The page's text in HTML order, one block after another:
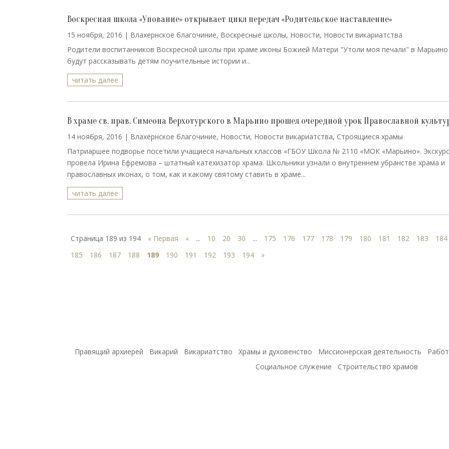
Воскресная школа «Упование» открывает цикл передач «Родительское наставление»
15 ноября, 2016 | Влахернское благочиние, Воскресные школы, Новости, Новости викариатства
Родители воспитанников Воскресной школы при храме иконы Божией Матери "Утоли моя печали" в Марьино
будут рассказывать детям поучительные истории и...
читать далее
В храме св. прав. Симеона Верхотурского в Марьино прошел очередной урок Православной
14 ноября, 2016 | Влахернское благочиние, Новости, Новости викариатства, Строящиеся храмы
Патриаршее подворье посетили учащиеся начальных классов «ГБОУ Школа № 2110 «МОК «Марьино».
провела Ирина Ефремова – штатный катехизатор храма. Школьники узнали о внутреннем убранстве храма и
православных иконах, о том, как и какому святому ставить в храме...
читать далее
Страница 189 из 194 « Первая « ... 10 20 30 ... 175 176 177 178 179 180 181 182 183
184
185
186 187 188 189 190 191 192 193 194 »
Правящий архиерей Викарий Викариатство Храмы и духовенство Миссионерская деятельность
Социальное служение
Строительство храмов